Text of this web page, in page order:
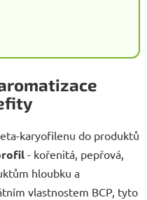
karyofilenu do produktů
- kořenitá, pepřová,
hloubku a
vlastnostem BCP, tyto